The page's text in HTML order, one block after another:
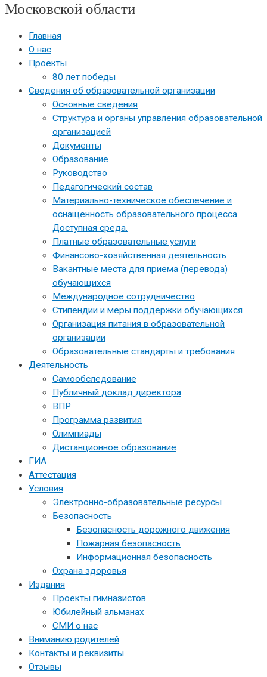
Московской области
Главная
О нас
Проекты
80 лет победы
Сведения об образовательной организации
Основные сведения
Структура и органы управления образовательной
организацией
Документы
Образование
Руководство
Педагогический состав
Материально-техническое обеспечение и
оснащенность образовательного процесса.
Доступная среда.
Платные образовательные услуги
Финансово-хозяйственная деятельность
Вакантные места для приема (перевода)
обучающихся
Международное сотрудничество
Стипендии и меры поддержки обучающихся
Организация питания в образовательной
организации
Образовательные стандарты и требования
Деятельность
Самообследование
Публичный доклад директора
ВПР
Программа развития
Олимпиады
Дистанционное образование
ГИА
Аттестация
Условия
Электронно-образовательные ресурсы
Безопасность
Безопасность дорожного движения
Пожарная безопасность
Информационная безопасность
Охрана здоровья
Издания
Проекты гимназистов
Юбилейный альманах
СМИ о нас
Вниманию родителей
Контакты и реквизиты
Отзывы